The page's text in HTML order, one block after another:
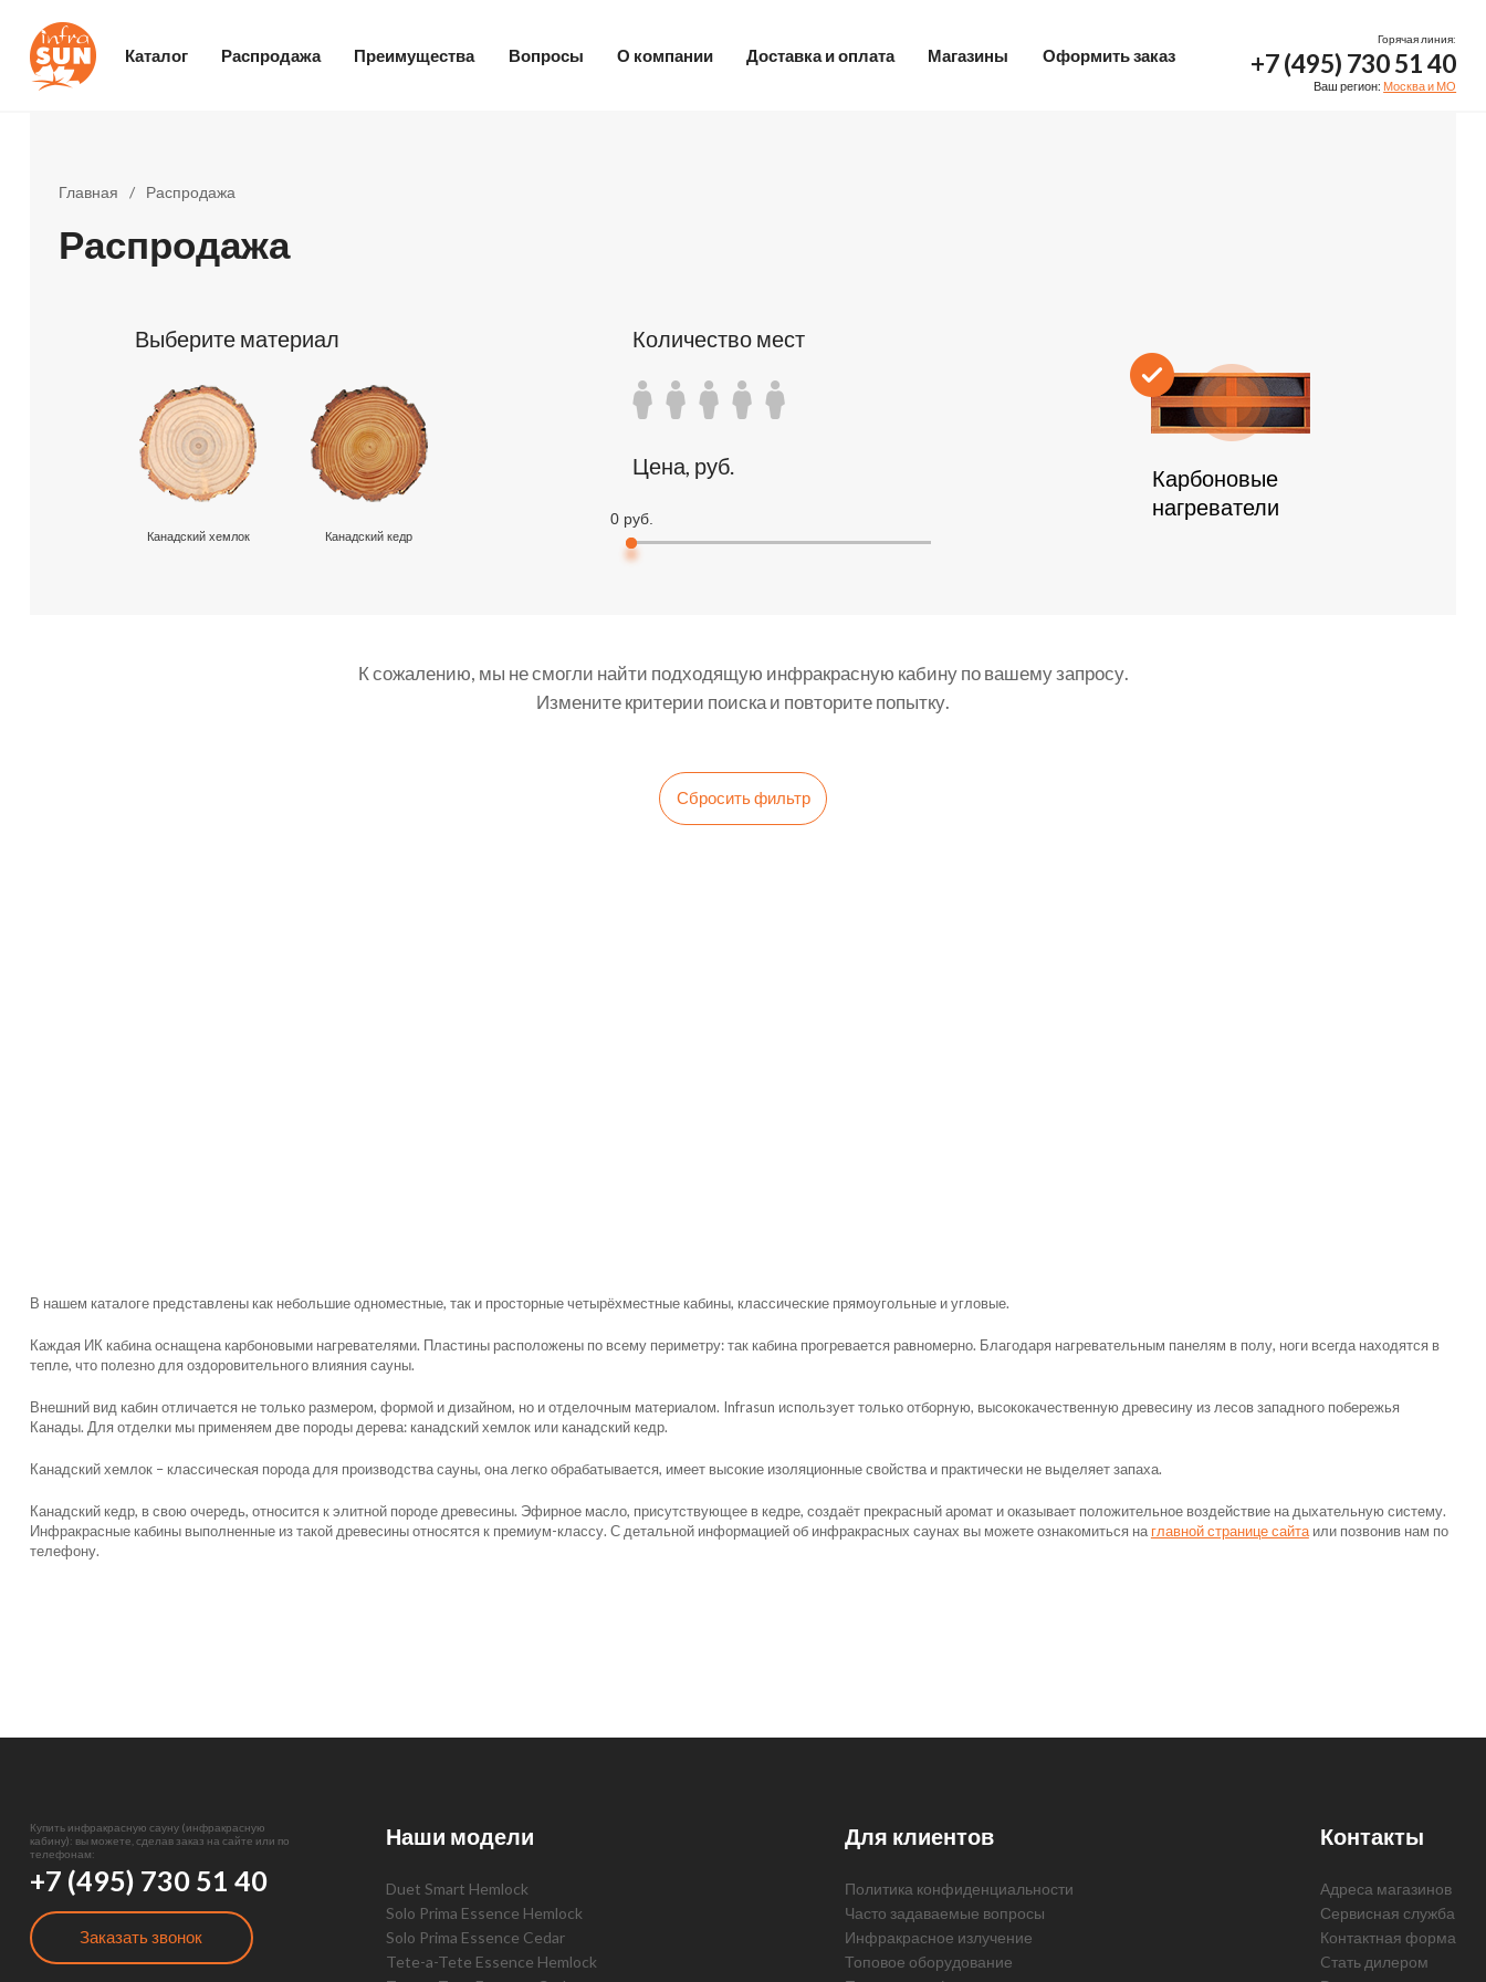
Горячая линия:
+7 (495) 730 51 40
Ваш регион: Москва и МО
Каталог Распродажа Преимущества Вопросы О компании Доставка и оплата Магазины Оформить заказ
Главная / Распродажа
Распродажа
Выберите материал
Канадский хемлок Канадский кедр
Количество мест
Цена, руб.
0 руб.
0 руб.
Карбоновые
нагреватели
К сожалению, мы не смогли найти подходящую инфракрасную кабину по вашему запросу.
Измените критерии поиска и повторите попытку.
Сбросить фильтр
В нашем каталоге представлены как небольшие одноместные, так и просторные четырёхместные кабины, классические прямоугольные и угловые.
Каждая ИК кабина оснащена карбоновыми нагревателями. Пластины расположены по всему периметру: так кабина прогревается равномерно. Благодаря нагревательным панелям в полу, ноги всегда находятся в
тепле, что полезно для оздоровительного влияния сауны.
Внешний вид кабин отличается не только размером, формой и дизайном, но и отделочным материалом. Infrasun использует только отборную, высококачественную древесину из лесов западного побережья
Канады. Для отделки мы применяем две породы дерева: канадский хемлок или канадский кедр.
Канадский хемлок – классическая порода для производства сауны, она легко обрабатывается, имеет высокие изоляционные свойства и практически не выделяет запаха.
Канадский кедр, в свою очередь, относится к элитной породе древесины. Эфирное масло, присутствующее в кедре, создаёт прекрасный аромат и оказывает положительное воздействие на дыхательную систему.
Инфракрасные кабины выполненные из такой древесины относятся к премиум-классу. С детальной информацией об инфракрасных саунах вы можете ознакомиться на главной странице сайтаили позвонив нам по
телефону.
Купить инфракрасную сауну (инфракрасную
кабину): вы можете, сделав заказ на сайте или по
телефонам:
+7 (495) 730 51 40
Заказать звонок
Наши модели
Duet Smart Hemlock
Solo Prima Essence Hemlock
Solo Prima Essence Cedar
Tete-a-Tete Essence Hemlock
Для клиентов
Политика конфиденциальности
Часто задаваемые вопросы
Инфракрасное излучение
Топовое оборудование
Контакты
Адреса магазинов
Сервисная служба
Контактная форма
Cтать дилером